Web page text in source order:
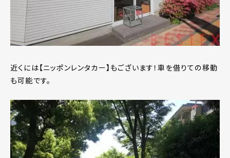
近くには【ニッポンレンタカー】もございます！車を借りての移動
も可能です。